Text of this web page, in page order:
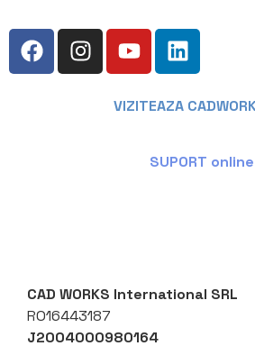
VIZITEAZA
SUPORT online
CAD WORKS International SRL
RO16443187
J2004000980164